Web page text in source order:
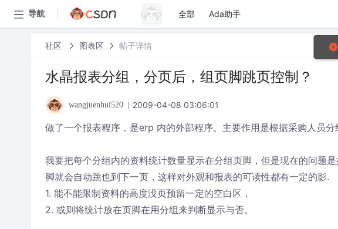
导航 全部 Ada助手
社区 图表区 帖子详情
水晶报表分组，分页后，组页脚跳页控制？
wangjuenhui520 2009-04-08 03:06:01
做了一个报表程序，是erp 内的外部程序。主要作用是根据采购人员分
我要把每个分组内的资料统计数量显示在分组页脚，但是现在的问题
脚就会自动跳也到下一页，这样对外观和报表的可读性都有一定的影.
1. 能不能限制资料的高度没页预留一定的空白区，
2. 或则将统计放在页脚在用分组来判断显示与否。